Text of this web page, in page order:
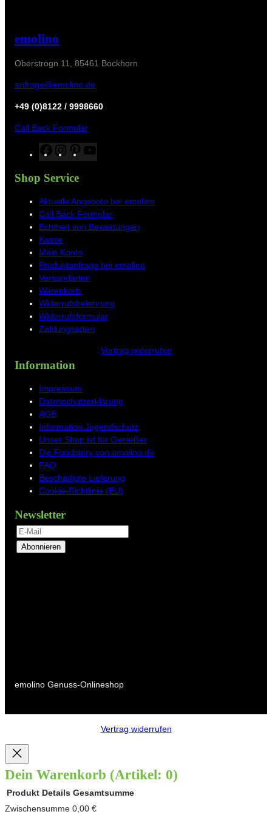
emolino
Oberstrogn 11, 85461 Bockhorn
anfrage@emolino.de
+49 (0)8122 / 9998660
Call Back Formular
F
a
b
o
o
k
n
s
a
g
r
m
P
i
e
r
e
o
u
b
e
Shop Service
Aktuelle Angebote bei emolino
Call Back Formular
Echtheit von Bewertungen
Kasse
Mein Konto
Produktanfrage bei emolino
Versandarten
Warenkorb
Widerrufsbelehrung
Widerrufsformular
Zahlungsarten
Vertrag widerrufen
Information
Impressum
Datenschutzerklärung
AGB
Information Jugendschutz
Unser Shop ist für Genießer
Die Foodstory von emolino.de
FAQ
Beschädigte Lieferung
Cookie-Richtlinie (EU)
Newsletter
Abonnieren
emolino Genuss-Onlineshop
Vertrag widerrufen
Dein Warenkorb (Artikel: 0)
Produkte
Produkt Details Gesamtsumme
Zwischensumme 0,00 €